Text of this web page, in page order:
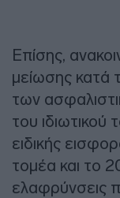
Επίσης,
μείωσης κατά
των
του ιδιωτικού
ειδικής
τομέα και το
ελαφρύνσεις